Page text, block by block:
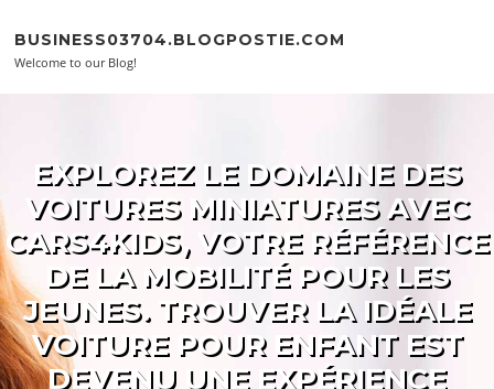
BUSINESS03704.BLOGPOSTIE.COM
Welcome to our Blog!
EXPLOREZ LE DOMAINE DES
VOITURES MINIATURES AVEC
CARS4KIDS, VOTRE RÉFÉRENCE
DE LA MOBILITÉ POUR LES
JEUNES. TROUVER LA IDÉALE
VOITURE POUR ENFANT EST
DEVENU UNE EXPÉRIENCE